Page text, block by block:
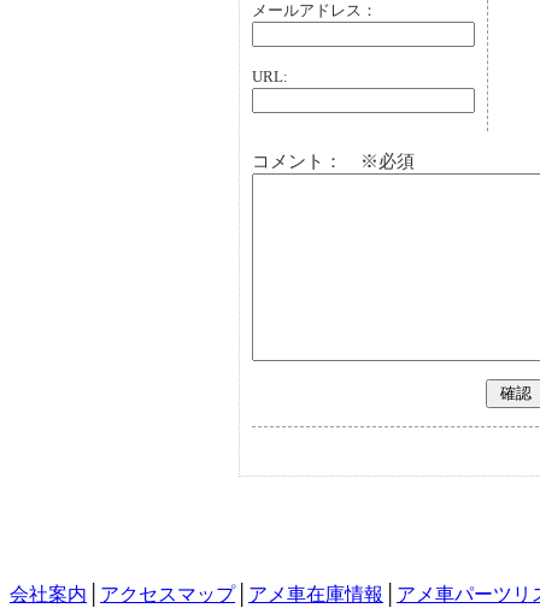
メールアドレス：
URL:
コメント： ※必須
会社案内 アクセスマップ│ アメ車在庫情報
アメ車パーツリ